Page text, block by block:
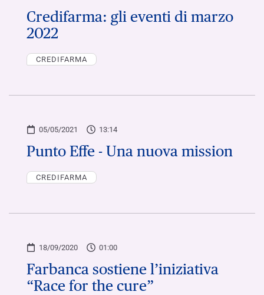
Credifarma: gli eventi di marzo
2022
CREDIFARMA
05/05/2021 13:14
Punto Effe - Una nuova mission
CREDIFARMA
18/09/2020 01:00
Farbanca sostiene l’iniziativa
“Race for the cure”